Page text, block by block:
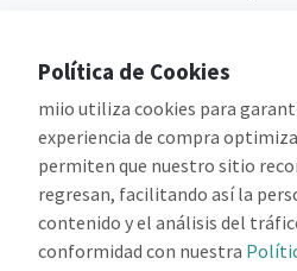
Legal
Política de Privacidad
Términos y Condiciones
Política de Cookies
miio utiliza cookies para
experiencia de compra
permiten que nuestro sitio
regresan, facilitando así la
contenido y el análisis del
conformidad con nuestra